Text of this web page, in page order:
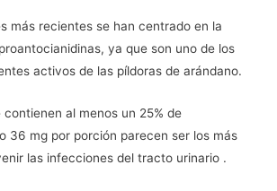
más recientes se han centrado en la
ya que son uno de los
activos de las píldoras de arándano.
al menos un 25% de
36 mg por porción parecen ser los más
las infecciones del tracto urinario .